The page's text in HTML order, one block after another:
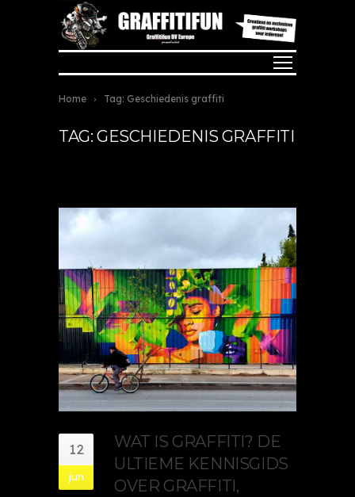
Home Tag: Geschiedenis graffiti
TAG: GESCHIEDENIS GRAFFITI
12
jun
WAT IS GRAFFITI? DE
ULTIEME KENNISGIDS
OVER GRAFFITI,